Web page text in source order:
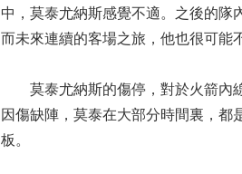
中，莫泰尤納斯感覺不適。之後的隊
而未來連續的客場之旅，他也很可能
莫泰尤納斯的傷停，對於火箭內
因傷缺陣，莫泰在大部分時間裏，都
板。